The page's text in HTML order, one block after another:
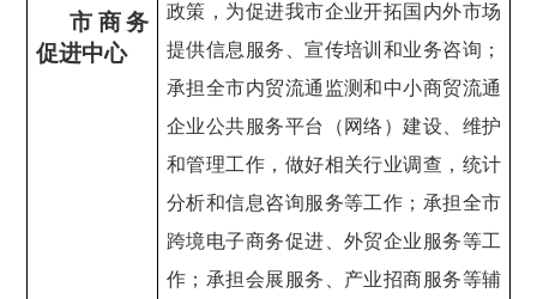
市商务
促进中心
政策，为促进我市企业开拓国内外市场
提供信息服务、宣传培训和业务咨询；
承担全市内贸流通监测和中小商贸流通
企业公共服务平台（网络）建设、维护
和管理工作，做好相关行业调查，统计
分析和信息咨询服务等工作；承担全市
跨境电子商务促进、外贸企业服务等工
作；承担会展服务、产业招商服务等辅